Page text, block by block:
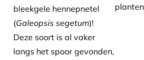
bleekgele hennepnetel
(Galeopsis segetum)!
Deze soort is al vaker
langs het spoor gevonden,